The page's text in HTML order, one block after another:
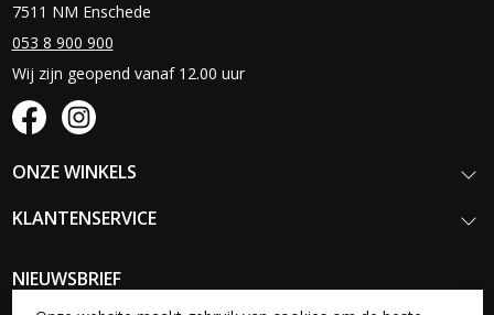
7511 NM Enschede
053 8 900 900
Wij zijn geopend vanaf 12.00 uur
ONZE WINKELS
KLANTENSERVICE
NIEUWSBRIEF
Schrijf je in voor onze nieuwsbrief en blijf op de hoogte van onze